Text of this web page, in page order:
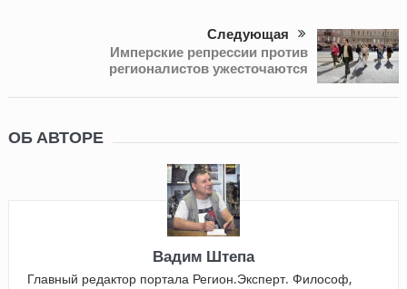
Следующая
Имперские репрессии против
регионалистов ужесточаются
ОБ АВТОРЕ
Вадим Штепа
Главный редактор портала Регион.Эксперт. Философ,